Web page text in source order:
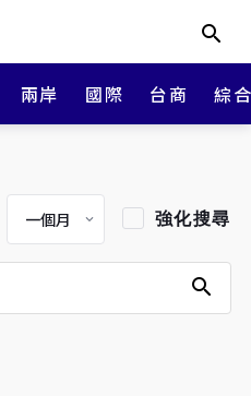
兩岸 國際 台商 綜
強化搜尋